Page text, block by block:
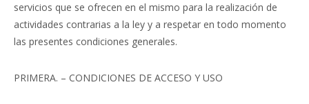
servicios que se ofrecen en el mismo para la realización de
actividades contrarias a la ley y a respetar en todo momento
las presentes condiciones generales.
PRIMERA. – CONDICIONES DE ACCESO Y USO